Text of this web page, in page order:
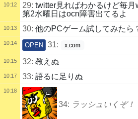
10:12 29: twitter見ればわかるけど毎
第2水曜日はocn障害出てるよ
10:13 30: 他のPCゲーム試してみたら
10:14 OPEN 31: x.com
10:15 32: 教えぬ
10:17 33: 語るに足りぬ
10:18
34: ラッシュいくぞ！